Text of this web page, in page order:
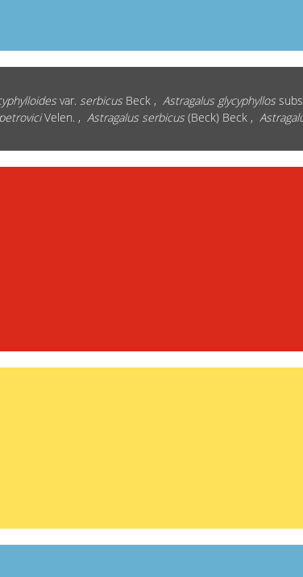
var. serbicusBeck , Astragalus glycyphyllos
Velen. , Astragalus serbicus(Beck) Beck ,